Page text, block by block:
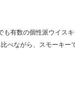
有数の個性派ウイスキ
べながら、スモーキ